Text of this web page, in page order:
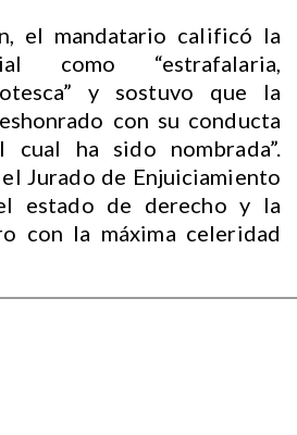
el mandatario calificó la
como “estrafalaria,
y sostuvo que la
con su conducta
ha sido nombrada”.
Jurado de Enjuiciamiento
estado de derecho y la
con la máxima celeridad